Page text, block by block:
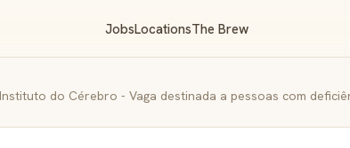
JobsLocationsThe Brew